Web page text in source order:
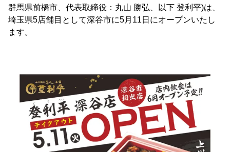
群馬県前橋市、代表取締役：丸山 勝弘、以下 登利平)は、
埼玉県5店舗目として深谷市に5月11日にオープンいたし
ます。